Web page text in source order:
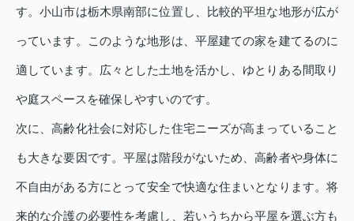
す。小山市は栃木県南部に位置し、比較的平坦な地形が広が
っています。このような地形は、平屋建ての家を建てるのに
適しています。広々とした土地を活かし、ゆとりある間取り
や庭スペースを確保しやすいのです。
次に、高齢化社会に対応した住宅ニーズが高まっていること
も大きな要因です。平屋は階段がないため、高齢者や身体に
不自由がある方にとって安全で快適な住まいとなります。将
来的な介護の必要性を考慮し、若いうちから平屋を選ぶ方も